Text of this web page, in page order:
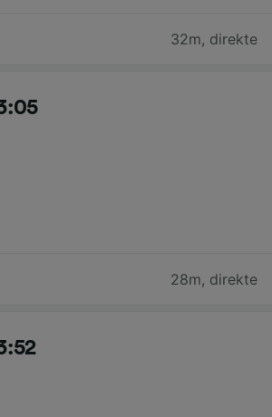
32m, direkte
28m, direkte